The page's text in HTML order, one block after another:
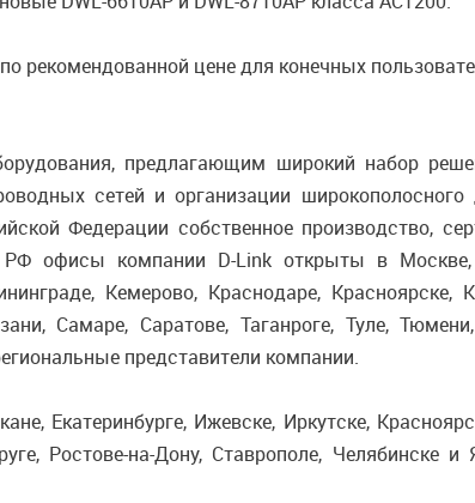
рекомендованной цене для конечных
предлагающим широкий набор
сетей и организации широкополосного
Федерации собственное производство,
офисы компании D-Link открыты в Москве,
Кемерово, Краснодаре, Красноярске,
Самаре, Саратове, Таганроге, Туле,
представители компании.
Екатеринбурге, Ижевске, Иркутске,
Ростове-на-Дону, Ставрополе, Челябинске и